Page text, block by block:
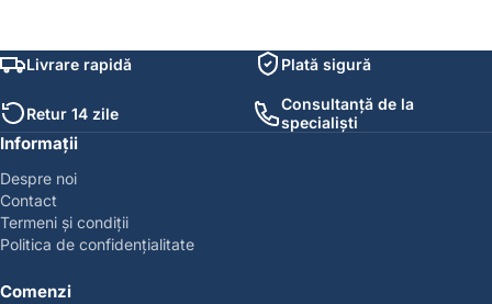
Livrare rapidă Plată sigură
Retur 14 zile
Consultanță de la
specialiști
Informații
Despre noi
Contact
Termeni și condiții
Politica de confidențialitate
Comenzi